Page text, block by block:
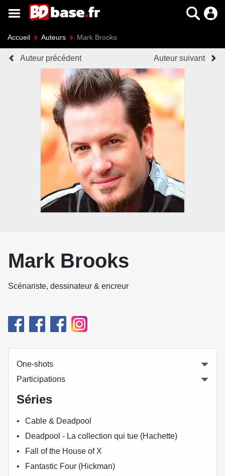
Accueil Auteurs Mark Brooks
Auteur précédent Auteur suivant
Mark Brooks
Scénariste, dessinateur & encreur
One-shots
Participations
Séries
Cable & Deadpool
Deadpool - La collection qui tue (Hachette)
Fall of the House of X
Fantastic Four (Hickman)